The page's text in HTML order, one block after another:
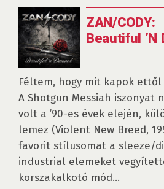
ZAN/CODY:
Beautiful ’N
Féltem, hogy mit kapok
A Shotgun Messiah iszonyat
volt a ’90-es évek elején,
lemez (Violent New Breed,
favorit stílusomat a sleeze/
industrial elemeket
korszakalkotó mód...